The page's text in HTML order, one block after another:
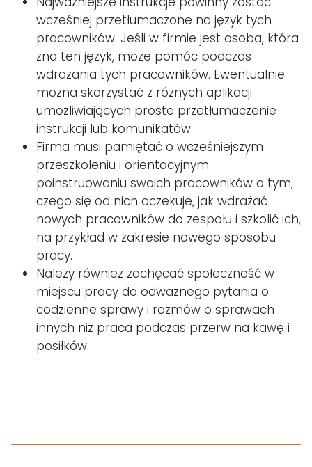
wcześniej przetłumaczone na język tych
pracowników. Jeśli w firmie jest osoba, która
zna ten język, może pomóc podczas
wdrażania tych pracowników. Ewentualnie
można skorzystać z różnych aplikacji
umożliwiających proste przetłumaczenie
instrukcji lub komunikatów.
Firma musi pamiętać o wcześniejszym
przeszkoleniu i orientacyjnym
poinstruowaniu swoich pracowników o tym,
czego się od nich oczekuje, jak wdrażać
nowych pracowników do zespołu i szkolić ich,
na przykład w zakresie nowego sposobu
pracy.
Należy również zachęcać społeczność w
miejscu pracy do odważnego pytania o
codzienne sprawy i rozmów o sprawach
innych niż praca podczas przerw na kawę i
posiłków.